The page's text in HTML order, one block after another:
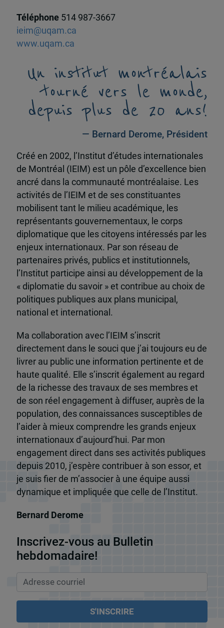
Téléphone 514 987-3667
ieim@uqam.ca
www.uqam.ca
Un institut montréalais
tourné vers le monde,
depuis plus de 20 ans!
— Bernard Derome, Président
Créé en 2002, l’Institut d’études internationales
de Montréal (IEIM) est un pôle d’excellence bien
ancré dans la communauté montréalaise. Les
activités de l’IEIM et de ses constituantes
mobilisent tant le milieu académique, les
représentants gouvernementaux, le corps
diplomatique que les citoyens intéressés par les
enjeux internationaux. Par son réseau de
partenaires privés, publics et institutionnels,
l’Institut participe ainsi au développement de la
« diplomatie du savoir » et contribue au choix de
politiques publiques aux plans municipal,
national et international.
Ma collaboration avec l’IEIM s’inscrit
directement dans le souci que j’ai toujours eu de
livrer au public une information pertinente et de
haute qualité. Elle s’inscrit également au regard
de la richesse des travaux de ses membres et
de son réel engagement à diffuser, auprès de la
population, des connaissances susceptibles de
l’aider à mieux comprendre les grands enjeux
internationaux d’aujourd’hui. Par mon
engagement direct dans ses activités publiques
depuis 2010, j’espère contribuer à son essor, et
je suis fier de m’associer à une équipe aussi
dynamique et impliquée que celle de l’Institut.
Bernard Derome
Inscrivez-vous au Bulletin
hebdomadaire!